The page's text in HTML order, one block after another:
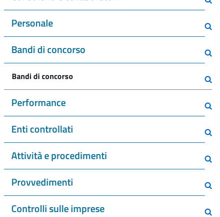
Personale
Bandi di concorso
Bandi di concorso
Performance
Enti controllati
Attività e procedimenti
Provvedimenti
Controlli sulle imprese